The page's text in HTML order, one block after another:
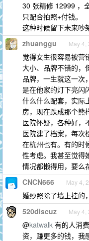
30 张精修 12999 ，
只配合拍照+付钱。
这种时候留下未来吵
zhuanggu May 4,
觉得女生很容易被营
大小、品牌不错的，
品牌，一生就这一次
是在他家的灯下亮闪
什么什么配套，实际
房，现在跌成那个熊
医院怀疑，各种好，
医院建了档案，每次
在杭州也有。有的时
性考虑。我甚至觉得
情况都懒得用，要么
CNCN666 May 4,
婚纱照除了墙上挂的
520discuz May 4,
@katwalk 有的人消
资，赚更多的钱，我